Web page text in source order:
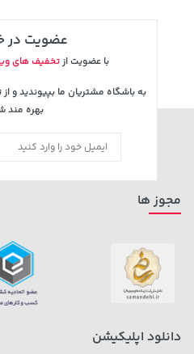
خرید
عضویت در
با عضویت ازتخفیف های
به باشگاه مشتریان ما بپیوندید و
بهره مند
مجوز ها
دانلود اپلیکیشن